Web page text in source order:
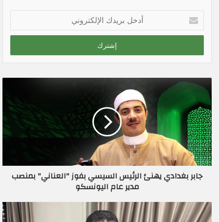
خ
ب
ي
د
ا
ل
إ
ل
ك
ت
و
ي
جابر بغدادي يهنئ الرئيس السيسي بفوز "العناني" بمنصب
مدير عام اليونسكو